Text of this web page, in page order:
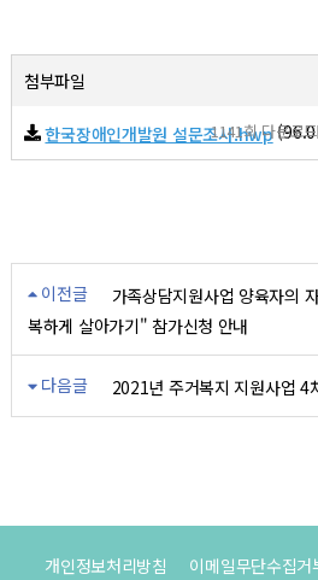
첨부파일
한국장애인개발원 설문조사.hwp
1141회 다운로
이전글
가족상담지원사업 양육자의
복하게 살아가기" 참가신청 안내
다음글 2021년 주거복지 지원사업 4
개인정보처리방침 이메일무단수집거